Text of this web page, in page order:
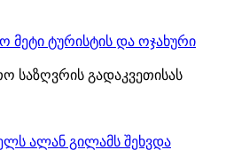
მეტი ტურისტის და ოჯახური
საზღვრის გადაკვეთისას
ალან გილამს შეხვდა